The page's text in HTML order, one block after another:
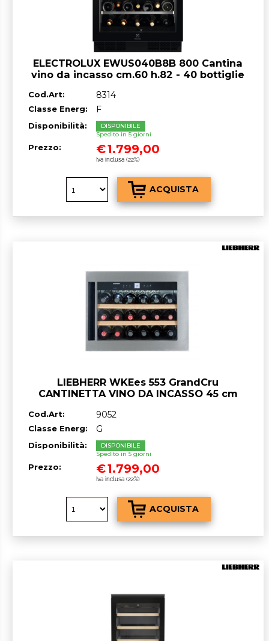
ELECTROLUX EWUS040B8B 800 Cantina
vino da incasso cm.60 h.82 - 40 bottiglie
Cod.Art: 8314
Classe Energ: F
Disponibilità:
DISPONIBILE
Spedito in 5 giorni
Prezzo: €1.799,00
Iva inclusa (22%)
LIEBHERR WKEes 553 GrandCru
CANTINETTA VINO DA INCASSO 45 cm
UN PREVENTIVO
Cod.Art: 9052
Classe Energ: G
Disponibilità:
DISPONIBILE
Spedito in 5 giorni
Prezzo: €1.799,00
Iva inclusa (22%)